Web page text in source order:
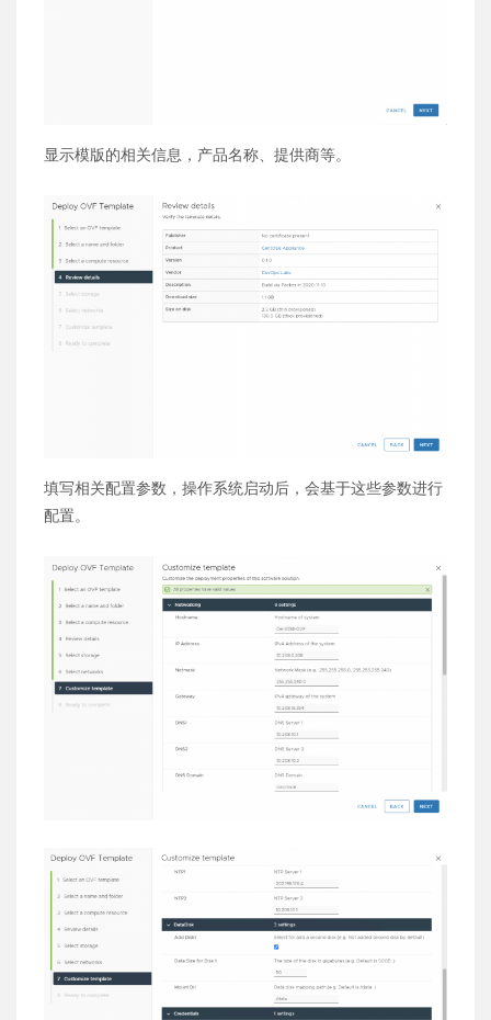
显示模版的相关信息，产品名称、提供商等。
填写相关配置参数，操作系统启动后，会基于这些参数进行
配置。